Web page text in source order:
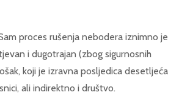
proces rušenja nebodera iznimno je
i dugotrajan (zbog sigurnosnih
koji je izravna posljedica desetljeća
ali indirektno i društvo.